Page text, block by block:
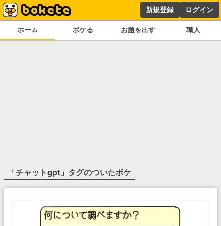
新規登録 ログイン
ホーム ボケる お題を出す 職人
「チャットgpt 」タグのついたボケ